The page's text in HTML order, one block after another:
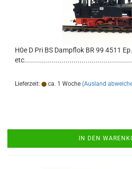
H0e D Pri BS Dampflok BR 99 4511
Lieferzeit: ca. 1 Woche (Ausland
IN DEN